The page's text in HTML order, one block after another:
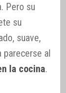
Pero su
su
suave,
parecerse al
la cocina.